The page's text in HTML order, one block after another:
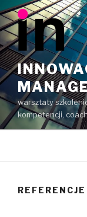
Przeskocz
do
treści
warsztaty
kompetencji,
REFERENCJE